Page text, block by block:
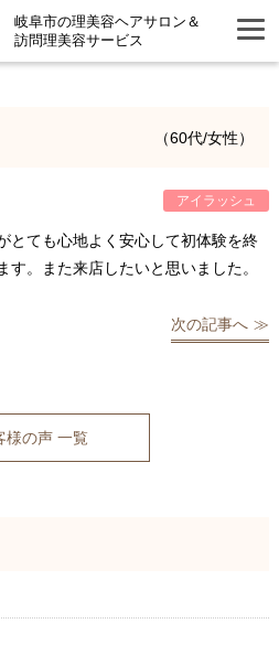
岐阜市の理美容ヘアサロン＆
訪問理美容サービス
（60代/女性）
アイラッシュ
とても心地よく安心して初体験を終
す。また来店したいと思いました。
次の記事へ
様の声 一覧